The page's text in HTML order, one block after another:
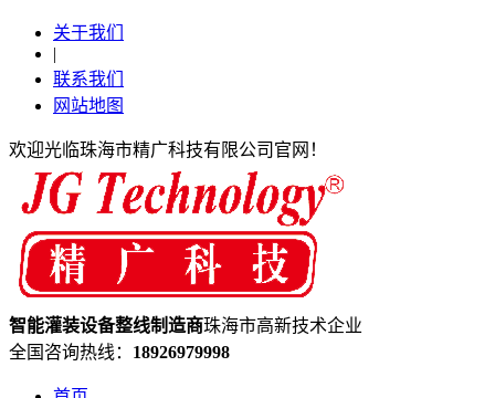
关于我们
|
联系我们
网站地图
欢迎光临珠海市精广科技有限公司官网！
智能灌装设备整线制造商珠海市高新技术企业
全国咨询热线： 18926979998